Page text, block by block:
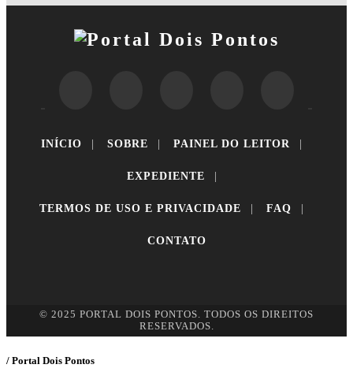
INÍCIO SOBRE PAINEL DO LEITOR
EXPEDIENTE
TERMOS DE USO E PRIVACIDADE FAQ
CONTATO
© 2025 PORTAL DOIS PONTOS. TODOS OS DIREITOS
RESERVADOS.
/ Portal Dois Pontos